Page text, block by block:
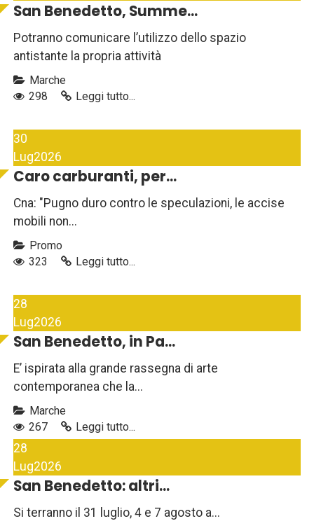
San Benedetto, Summe...
Potranno comunicare l’utilizzo dello spazio
antistante la propria attività
Marche
298
Leggi tutto...
30
Lug2026
Caro carburanti, per...
Cna: "Pugno duro contro le speculazioni, le accise
mobili non...
Promo
323
Leggi tutto...
28
Lug2026
San Benedetto, in Pa...
E’ ispirata alla grande rassegna di arte
contemporanea che la...
Marche
267
Leggi tutto...
28
Lug2026
San Benedetto: altri...
Si terranno il 31 luglio, 4 e 7 agosto a...